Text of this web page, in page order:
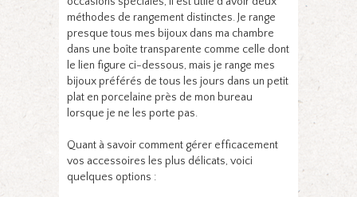
méthodes de rangement distinctes. Je range
presque tous mes bijoux dans ma chambre
dans une boîte transparente comme celle dont
le lien figure ci-dessous, mais je range mes
bijoux préférés de tous les jours dans un petit
plat en porcelaine près de mon bureau
lorsque je ne les porte pas.
Quant à savoir comment gérer efficacement
vos accessoires les plus délicats, voici
quelques options :